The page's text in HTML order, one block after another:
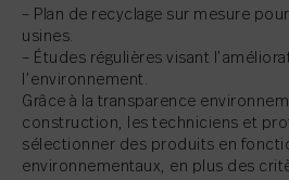
– Plan de recyclage sur mesure
usines.
– Études régulières visant
l’environnement.
Grâce à la transparence
construction, les techniciens et
sélectionner des produits en
environnementaux, en plus des